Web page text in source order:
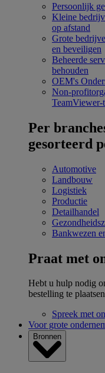
Persoonlijk
Kleine
op afstand
Grote
en beveiligen
Beheerde
behouden
OEM's
Non-
TeamViewer-
Per
gesorteerd
Automotive
Landbouw
Logistiek
Productie
Detailhandel
Bankwezen
Praat met
Hebt u hulp nodig
bestelling te
Spreek met
Voor grote
Bronnen